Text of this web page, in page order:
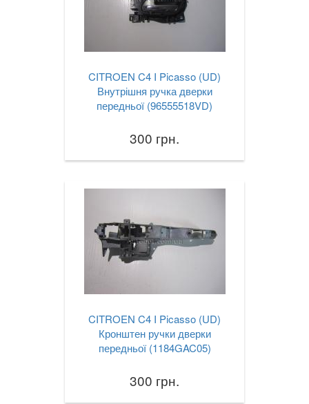
CITROEN C4 I Picasso (UD)
Внутрішня ручка дверки
передньої (96555518VD)
300 грн.
CITROEN C4 I Picasso (UD)
Кронштен ручки дверки
передньої (1184GAC05)
300 грн.